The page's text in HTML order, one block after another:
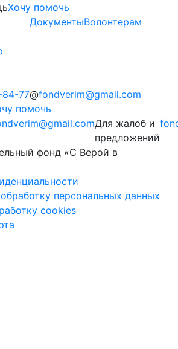
Хочу помочь
ДокументыВолонтерам
77
fondverim@gmail.com
помочь
Для жалоб и
предложений
фонд «С Верой в
персональных данных
cookies